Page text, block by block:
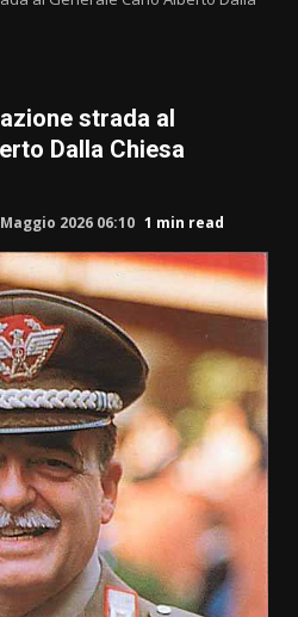
strada al
Dalla Chiesa
2026 06:10 1 min read